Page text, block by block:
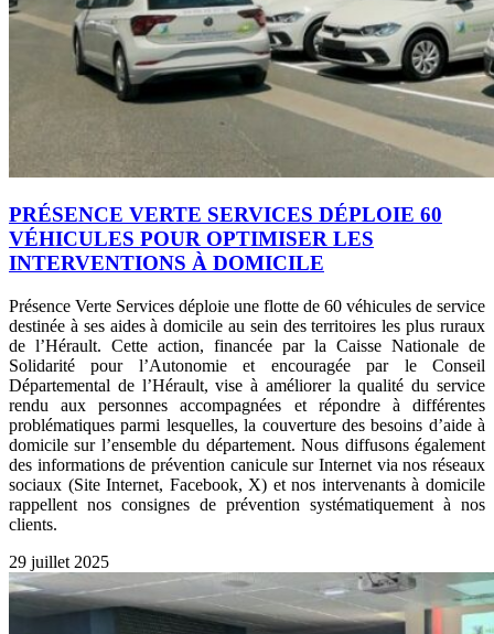
PRÉSENCE VERTE SERVICES DÉPLOIE 60
VÉHICULES POUR OPTIMISER LES
INTERVENTIONS À DOMICILE
Présence Verte Services déploie une flotte de 60 véhicules de service
destinée à ses aides à domicile au sein des territoires les plus ruraux
de l’Hérault. Cette action, financée par la Caisse Nationale de
Solidarité pour l’Autonomie et encouragée par le Conseil
Départemental de l’Hérault, vise à améliorer la qualité du service
rendu aux personnes accompagnées et répondre à différentes
problématiques parmi lesquelles, la couverture des besoins d’aide à
domicile sur l’ensemble du département. Nous diffusons également
des informations de prévention canicule sur Internet via nos réseaux
sociaux (Site Internet, Facebook, X) et nos intervenants à domicile
rappellent nos consignes de prévention systématiquement à nos
clients.
29 juillet 2025